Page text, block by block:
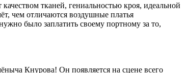
тканей, гениальностью кроя, идеальной
чем отличаются воздушные платья
было заплатить своему портному за то,
Кнурова! Он появляется на сцене всего